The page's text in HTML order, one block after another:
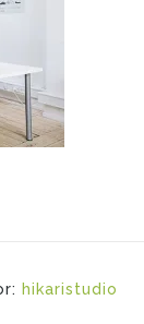
hikaristudio